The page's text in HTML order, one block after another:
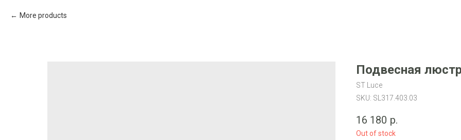
More products
Подвесная
ST Luce
SKU: SL317.403.03
16 180 р.
Out of stock